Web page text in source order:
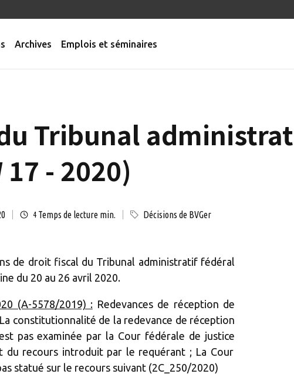
Archives Emplois et séminaires
Tribunal
- 2020)
4 Temps de lecture min. Décisions de BVGer
de droit fiscal du Tribunal administratif fédéral
du 20 au 26 avril 2020.
(A-5578/2019) :Redevances de réception de
constitutionnalité de la redevance de réception
pas examinée par la Cour fédérale de justice
du recours introduit par le requérant ; La Cour
statué sur le recours suivant (2C_250/2020)